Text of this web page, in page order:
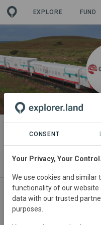
EXPLORE FUND
ORGANIZATION
Fundación
CONSENT
Your Privacy, Your Control.
We use cookies and
functionality of our website
data with our trusted
purposes.